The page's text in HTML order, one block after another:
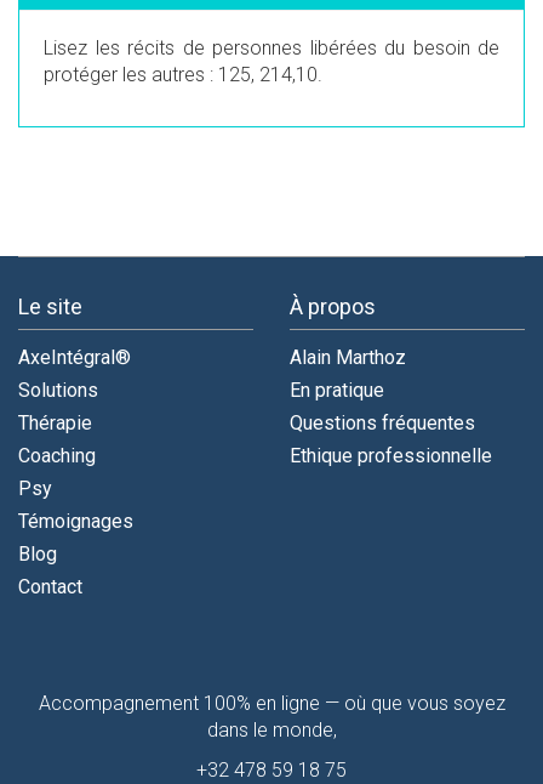
Lisez les récits de personnes libérées du besoin de
protéger les autres : 125, 214,10.
Le site
AxeIntégral®
Solutions
Thérapie
Coaching
Psy
Témoignages
Blog
Contact
À propos
Alain Marthoz
En pratique
Questions fréquentes
Ethique professionnelle
Contactez-
Accompagnement 100% en ligne — où que vous soyez
dans le monde,
+32 478 59 18 75